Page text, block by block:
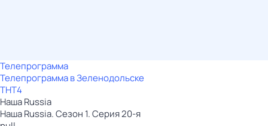
Телепрограмма
Телепрограмма в Зеленодольске
ТНТ4
Наша Russia
Наша Russia. Сезон 1. Серия 20-я